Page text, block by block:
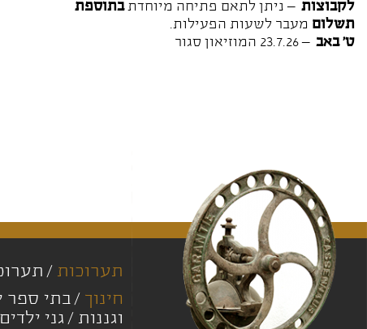
לקבוצות – ניתן לתאם פתיחה מיוחדתבתוספת
תשלום מעבר לשעות הפעילות.
ט' באב– 23.7.26 המוזיאון סגור
תערוכות
חינוך
בתי ספר
וגננות
גני ילדים